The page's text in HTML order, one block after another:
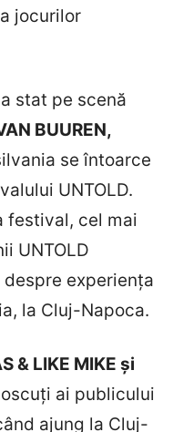
jocurilor
stat pe scenă
BUUREN,
se întoarce
UNTOLD.
festival, cel mai
UNTOLD
experiența
la Cluj-Napoca.
& LIKE MIKE și
ai publicului
ajung la Cluj-